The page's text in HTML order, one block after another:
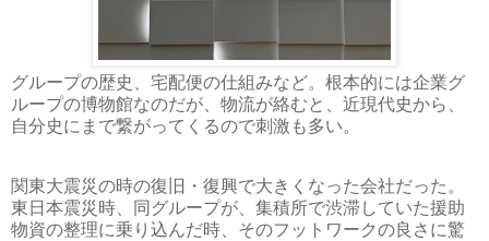
グループの歴史、宅配便の仕組みなど。根本的には企業グ
ループの博物館なのだが、物流が絡むと、近現代史から、
自分史にまで繋がってくるので刺激も多い。
関東大震災の時の復旧・復興で大きくなった会社だった。
東日本震災時、同グループが、集積所で渋滞していた援助
物資の整理に乗り込んだ時、そのフットワークの良さに驚